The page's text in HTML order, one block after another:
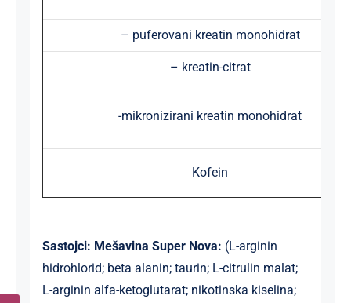
– puferovani kreatin monohidrat
– kreatin-citrat
-mikronizirani kreatin monohidrat
Kofein
Sastojci: Mešavina Super Nova: (L-arginin
hidrohlorid; beta alanin; taurin; L-citrulin malat;
L-arginin alfa-ketoglutarat; nikotinska kiselina;